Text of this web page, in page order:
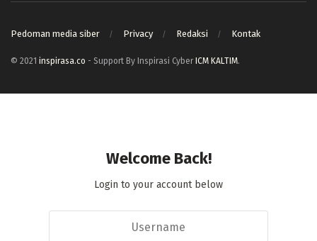
Pedoman media siber Privacy Redaksi Kontak
© 2021 inspirasa.co - Support By Inspirasi Cyber ICM KALTIM.
Welcome Back!
Login to your account below